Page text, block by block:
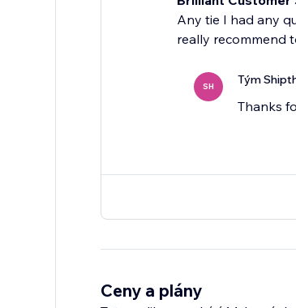
Any tie I had any
really recommend
SH Tým
Thanks
Ceny a plány